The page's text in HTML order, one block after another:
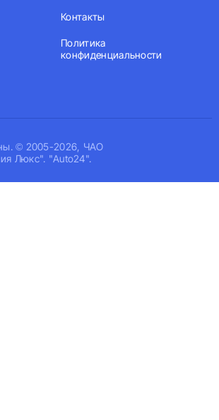
© 2005-2026, ЧАО
Люкс". "Auto24".
Контакты
Политика
конфиденциальности